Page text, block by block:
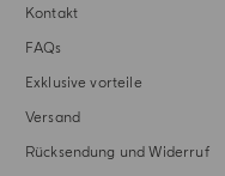
Kontakt
FAQs
Exklusive vorteile
Versand
Rücksendung und Widerruf